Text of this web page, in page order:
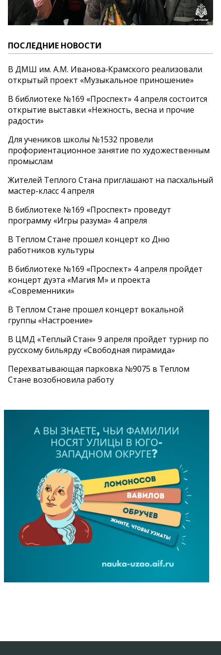
ПОСЛЕДНИЕ НОВОСТИ
В ДМШ им. А.М. Иванова‑Крамского реализовали
открытый проект «Музыкальное приношение»
В библиотеке №169 «Проспект» 4 апреля состоится
открытие выставки «Нежность, весна и прочие
радости»
Для учеников школы №1532 провели
профориентационное занятие по художественным
промыслам
Жителей Теплого Стана приглашают на пасхальный
мастер-класс 4 апреля
В библиотеке №169 «Проспект» проведут
программу «Игры разума» 4 апреля
В Теплом Стане прошел концерт ко Дню
работников культуры
В библиотеке №169 «Проспект» 4 апреля пройдет
концерт дуэта «Магия М» и проекта
«Современники»
В Теплом Стане прошел концерт вокальной
группы «Настроение»
В ЦМД «Теплый Стан» 9 апреля пройдет турнир по
русскому бильярду «Свободная пирамида»
Перехватывающая парковка №9075 в Теплом
Стане возобновила работу